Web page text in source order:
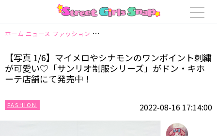
ホーム ニュース ファッション 【写真 1/6】マイメロやシナモンのワンポ
【写真 1/6】マイメロやシナモンのワンポイント刺繍
が可愛い♡「サンリオ制服シリーズ」がドン・キホ
ーテ店舗にて発売中！
FASHION 2022-08-16 17:14:00